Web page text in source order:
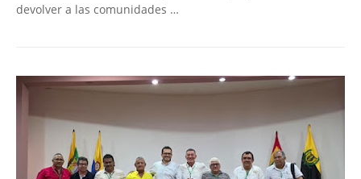
devolver a las comunidades …